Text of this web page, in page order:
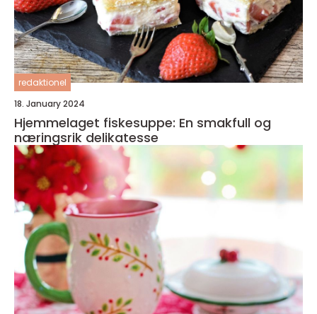
redaktionel
18. January 2024
Hjemmelaget fiskesuppe: En smakfull og
næringsrik delikatesse